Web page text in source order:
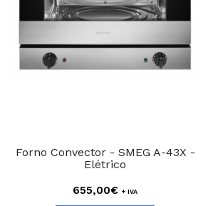
Forno Convector - SMEG A-43X -
Elétrico
655,00€ + IVA